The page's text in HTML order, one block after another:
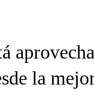
la